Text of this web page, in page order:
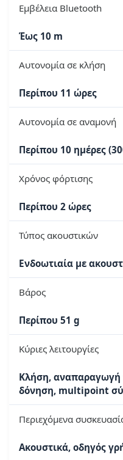
Εμβέλεια Bluetooth
Έως 10 m
Αυτονομία σε κλήση
Περίπου 11 ώρες
Αυτονομία σε αναμονή
Περίπου 10 ημέρες
Χρόνος φόρτισης
Περίπου 2 ώρες
Τύπος ακουστικών
Ενδοωτιαία με
Βάρος
Περίπου 51 g
Κύριες λειτουργίες
Κλήση, αναπαραγωγή
δόνηση, multipoint
Περιεχόμενα
Ακουστικά, οδηγός